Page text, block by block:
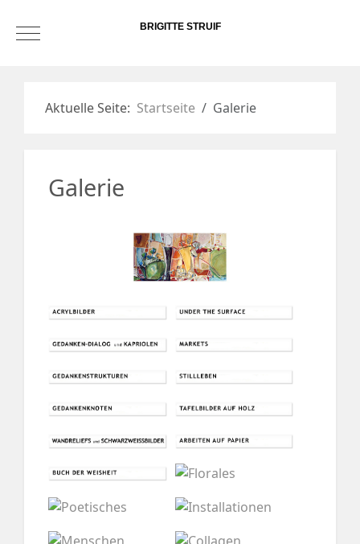
Mobile Menu ToggleBRIGITTE STRUIF
Aktuelle Seite: Startseite Galerie
Galerie